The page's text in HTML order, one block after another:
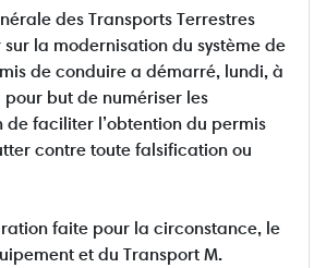
des Transports Terrestres
la modernisation du système de
de conduire a démarré, lundi, à
pour but de numériser les
de faciliter l’obtention du permis
contre toute falsification ou
faite pour la circonstance, le
et du Transport M.